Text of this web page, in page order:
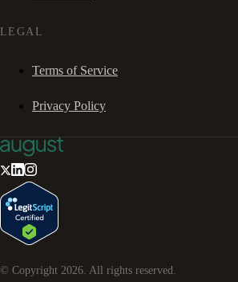
LEGAL
Terms of Service
Privacy Policy
© Copyright 2026. All rights reserved.